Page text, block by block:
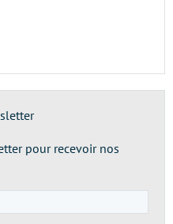
pour recevoir nos